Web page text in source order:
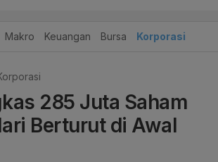
Makro Keuangan Bursa Korporasi
285 Juta Saham
Berturut di Awal